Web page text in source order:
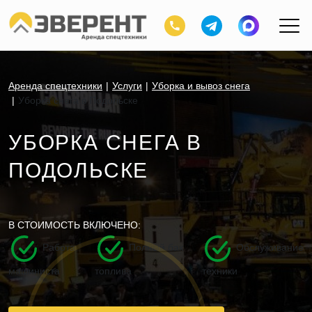
Аренда спецтехники Услуги
Уборка и вывоз снега
Уборка снега в Подольске
УБОРКА СНЕГА В
ПОДОЛЬСКЕ
В СТОИМОСТЬ ВКЛЮЧЕНО:
Работа
машиниста
Полный бак
топлива
Обслуживание
техники